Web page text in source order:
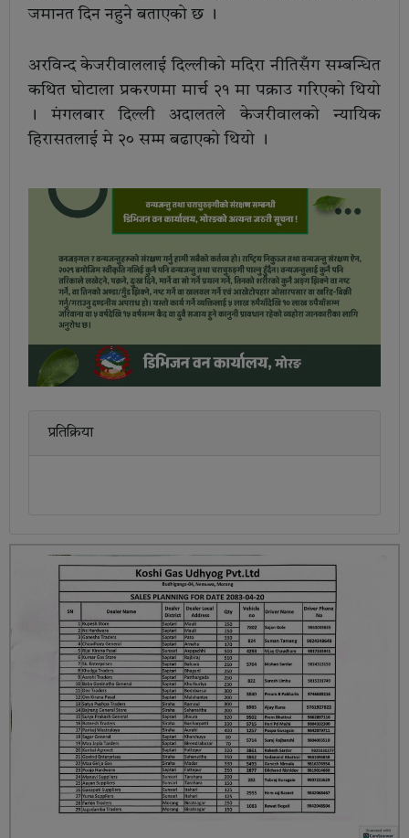
जमानत दिन नहुने बताएको छ ।
अरविन्द केजरीवाललाई दिल्लीको मदिरा नीतिसँग सम्बन्धित
कथित घोटाला प्रकरणमा मार्च २१ मा पक्राउ गरिएको थियो
। मंगलबार दिल्ली अदालतले केजरीवालको न्यायिक
हिरासतलाई मे २० सम्म बढाएको थियो ।
प्रतिक्रिया